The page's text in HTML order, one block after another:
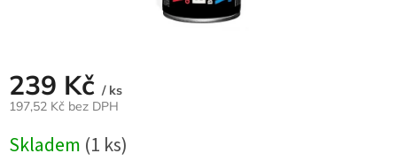
239 Kč / ks
197,52 Kč bez DPH
cena:
Skladem (1 ks)